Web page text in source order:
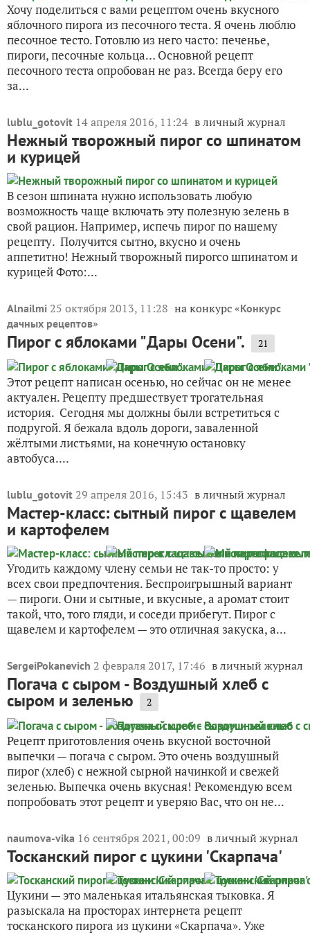
Хочу поделиться с вами рецептом очень вкусного
яблочного пирога из песочного теста. Я очень люблю
песочное тесто. Готовлю из него часто: печенье,
пироги, песочные кольца… Основной рецепт
песочного теста опробован не раз. Всегда беру его
за...
lublu_gotovit 14 апреля 2016, 11:24 в личный журнал
Нежный творожный пирог со шпинатом
и курицей
В сезон шпината нужно использовать любую
возможность чаще включать эту полезную зелень в
свой рацион. Например, испечь пирог по нашему
рецепту. Получится сытно, вкусно и очень
аппетитно! Нежный творожный пирогсо шпинатом и
курицей Фото:...
Alnailmi 25 октября 2013, 11:28 на конкурс «Конкурс
дачных рецептов»
Пирог с яблоками "Дары Осени". 21
Этот рецепт написан осенью, но сейчас он не менее
актуален. Рецепту предшествует трогательная
история. Сегодня мы должны были встретиться с
подругой. Я бежала вдоль дороги, заваленной
жёлтыми листьями, на конечную остановку
автобуса....
lublu_gotovit 29 апреля 2016, 15:43 в личный журнал
Мастер-класс: сытный пирог с щавелем
и картофелем
Угодить каждому члену семьи не так-то просто: у
всех свои предпочтения. Беспроигрышный вариант
— пироги. Они и сытные, и вкусные, а аромат стоит
такой, что, того гляди, и соседи прибегут. Пирог с
щавелем и картофелем — это отличная закуска, а...
SergeiPokanevich 2 февраля 2017, 17:46 в личный журнал
Погача с сыром - Воздушный хлеб с
сыром и зеленью 2
Рецепт приготовления очень вкусной восточной
выпечки — погача с сыром. Это очень воздушный
пирог (хлеб) с нежной сырной начинкой и свежей
зеленью. Выпечка очень вкусная! Рекомендую всем
попробовать этот рецепт и уверяю Вас, что он не...
naumova-vika 16 сентября 2021, 00:09 в личный журнал
Тосканский пирог с цукини 'Скарпача'
Цукини — это маленькая итальянская тыковка. Я
разыскала на просторах интернета рецепт
тосканского пирога из цукини «Скарпача». Уже